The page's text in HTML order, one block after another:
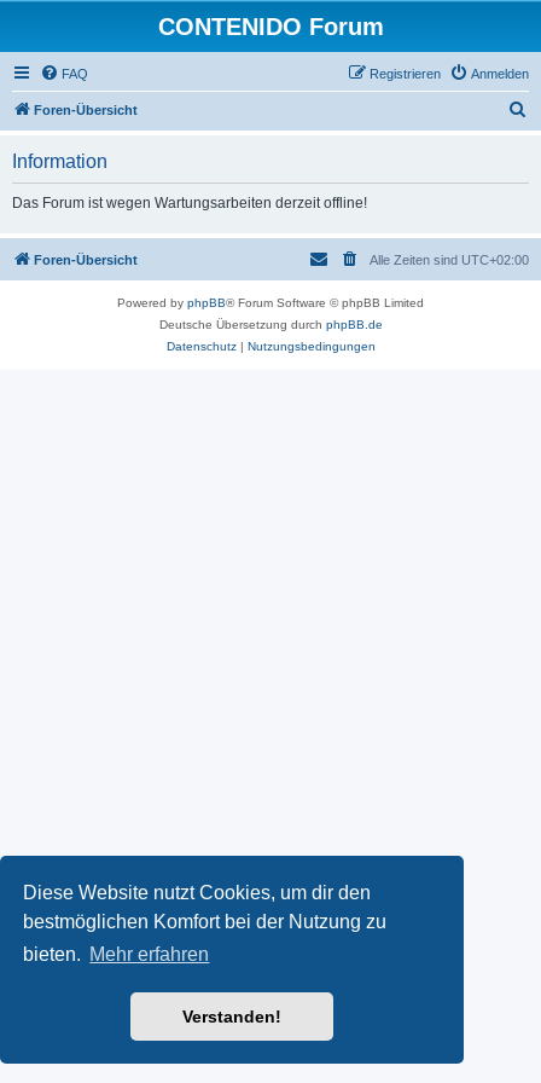
Diese Website nutzt Cookies, um dir den
bestmöglichen Komfort bei der Nutzung zu
bieten. Mehr erfahren
Verstanden!
CONTENIDO Forum
FAQ Anmelden
Registrieren
Foren-Übersicht
Information
Das Forum ist wegen Wartungsarbeiten derzeit offline!
Foren-Übersicht Alle Zeiten sind UTC+02:00
Powered by phpBB® Forum Software © phpBB Limited
Deutsche Übersetzung durch phpBB.de
Datenschutz| Nutzungsbedingungen